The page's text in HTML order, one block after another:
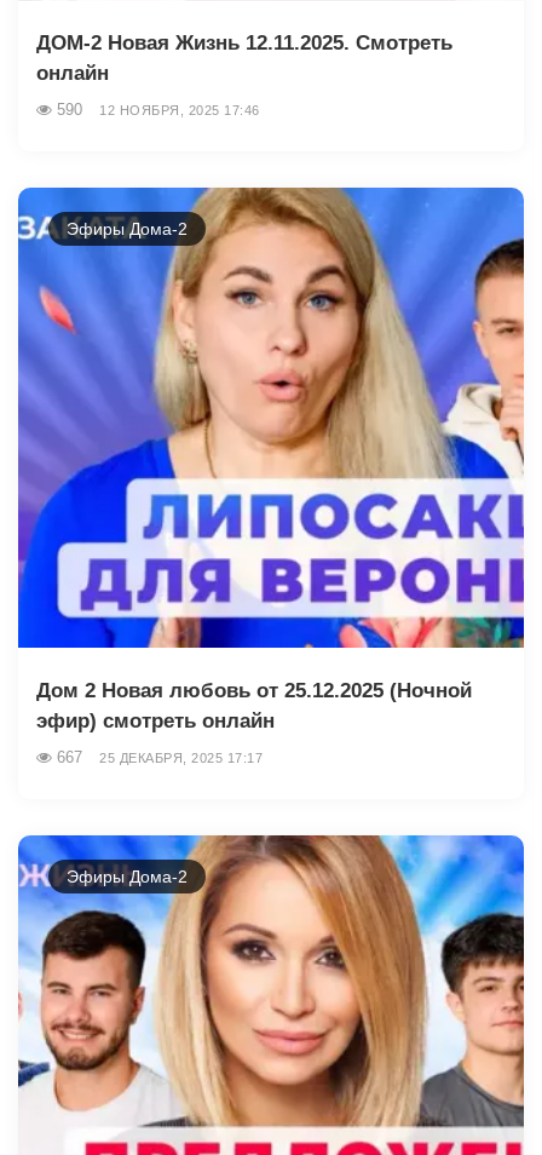
ДОМ-2 Новая Жизнь 12.11.2025. Смотреть
онлайн
590 12 НОЯБРЯ, 2025 17:46
Эфиры Дома-2
Дом 2 Новая любовь от 25.12.2025 (Ночной
эфир) смотреть онлайн
667 25 ДЕКАБРЯ, 2025 17:17
Эфиры Дома-2